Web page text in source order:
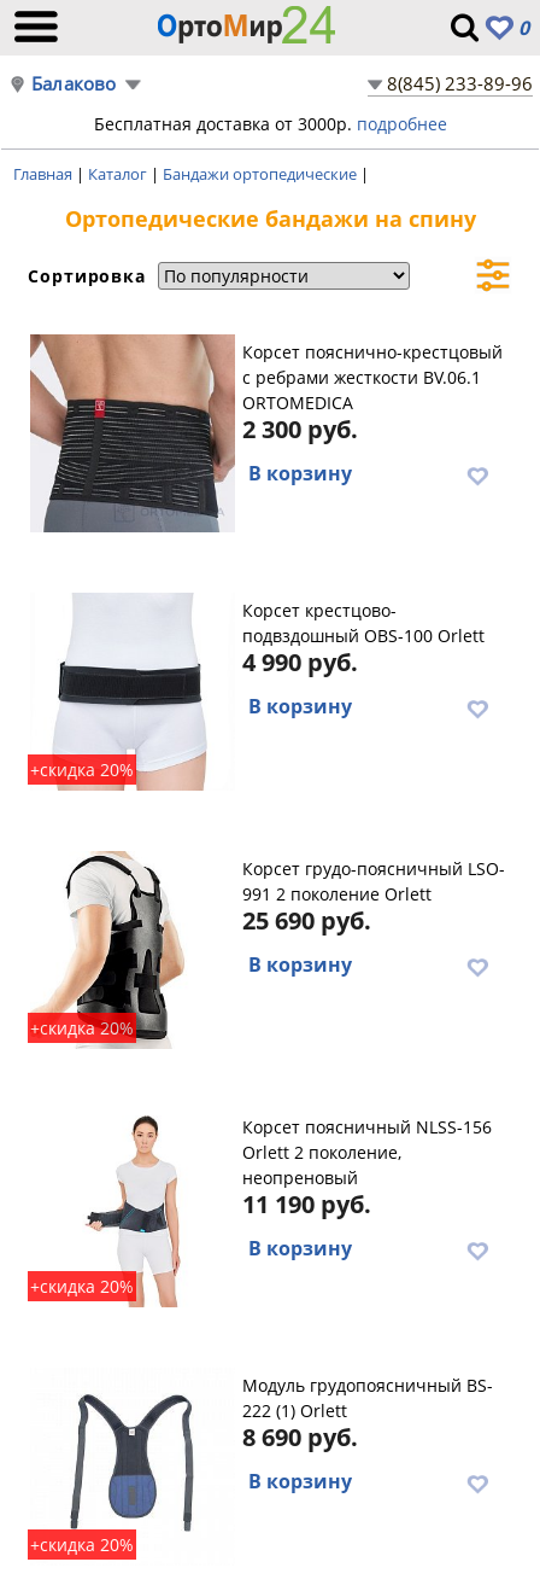
0
Балаково 8(845) 233-89-96
Бесплатная доставка от 3000р. подробнее
Главная | Каталог | Бандажи ортопедические |
Ортопедические бандажи на спину
Сортировка
Корсет пояснично-крестцовый
с ребрами жесткости BV.06.1
ORTOMEDICA
2 300 руб.
В корзину
+скидка 20%
Корсет крестцово-
подвздошный OBS-100 Orlett
4 990 руб.
В корзину
+скидка 20%
Корсет грудо-поясничный LSO-
991 2 поколение Orlett
25 690 руб.
В корзину
+скидка 20%
Корсет поясничный NLSS-156
Orlett 2 поколение,
неопреновый
11 190 руб.
В корзину
+скидка 20%
Модуль грудопоясничный BS-
222 (1) Orlett
8 690 руб.
В корзину